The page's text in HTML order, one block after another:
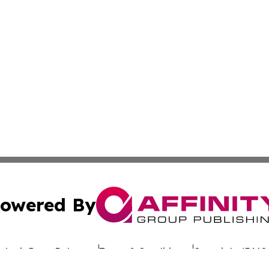
By
Press Release Terms & Conditions Copyright/